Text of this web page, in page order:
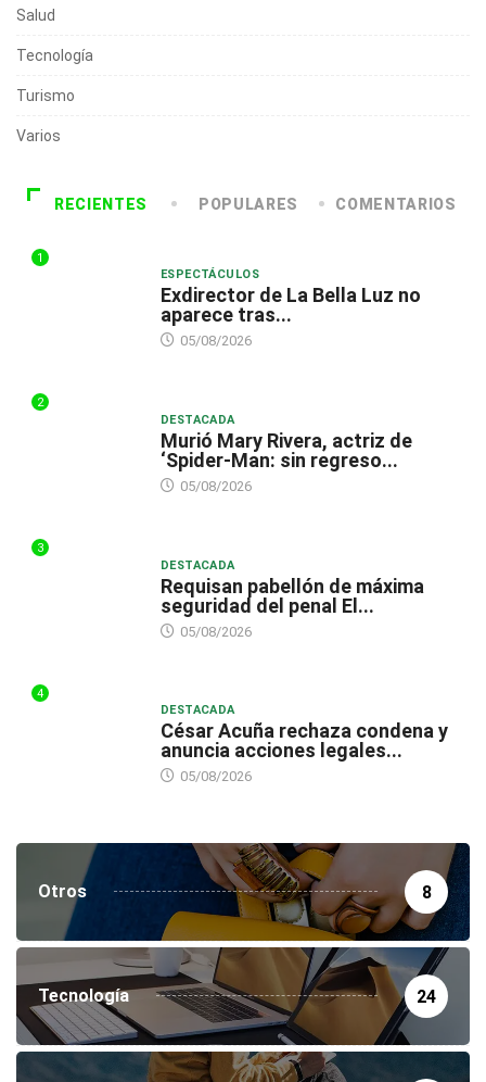
Salud
Tecnología
Turismo
Varios
RECIENTES POPULARES COMENTARIOS
1
ESPECTÁCULOS
Exdirector de La Bella Luz no
aparece tras...
05/08/2026
2
DESTACADA
Murió Mary Rivera, actriz de
‘Spider-Man: sin regreso...
05/08/2026
3
DESTACADA
Requisan pabellón de máxima
seguridad del penal El...
05/08/2026
4
DESTACADA
César Acuña rechaza condena y
anuncia acciones legales...
05/08/2026
Otros 8
Tecnología 24